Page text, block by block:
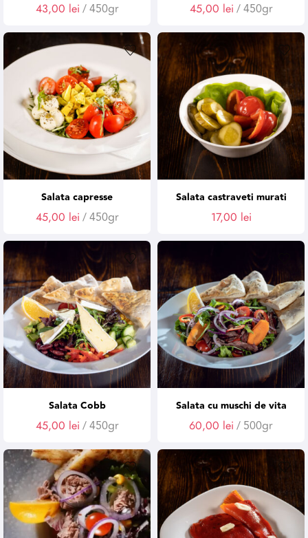
43,00 lei / 450gr 45,00 lei / 450gr
Salata capresse
45,00 lei / 450gr
Salata castraveti murati
17,00 lei
Salata Cobb
45,00 lei / 450gr
Salata cu muschi de vita
60,00 lei / 500gr